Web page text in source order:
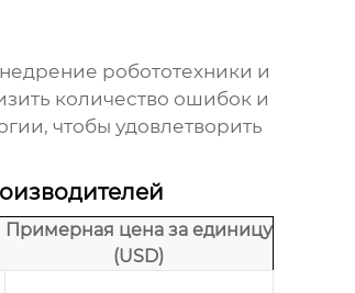
робототехники и
количество ошибок и
чтобы удовлетворить
Примерная цена за единицу
(USD)